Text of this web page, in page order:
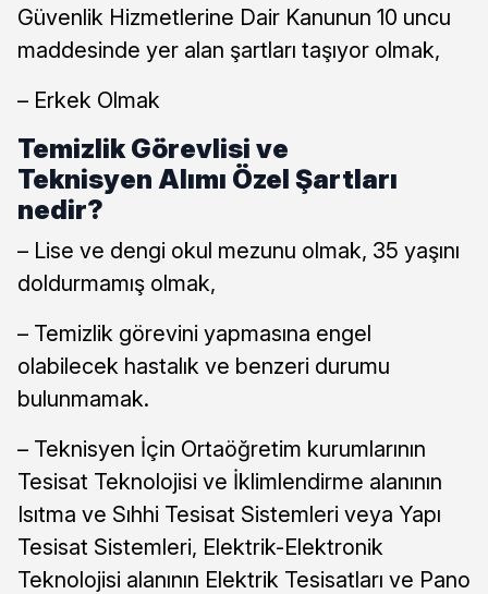
Güvenlik Hizmetlerine Dair Kanunun 10 uncu
maddesinde yer alan şartları taşıyor olmak,
– Erkek Olmak
Temizlik Görevlisi ve
Teknisyen Alımı Özel Şartları
nedir?
– Lise ve dengi okul mezunu olmak, 35 yaşını
doldurmamış olmak,
– Temizlik görevini yapmasına engel
olabilecek hastalık ve benzeri durumu
bulunmamak.
– Teknisyen İçin Ortaöğretim kurumlarının
Tesisat Teknolojisi ve İklimlendirme alanının
Isıtma ve Sıhhi Tesisat Sistemleri veya Yapı
Tesisat Sistemleri, Elektrik-Elektronik
Teknolojisi alanının Elektrik Tesisatları ve Pano